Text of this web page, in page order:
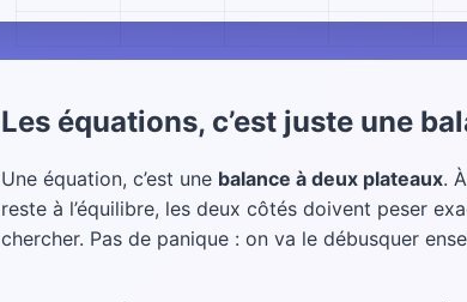
Les équations, c’est juste une
Une équation, c’est une balance à deux plateaux.
reste à l’équilibre, les deux côtés doivent peser
chercher. Pas de panique : on va le débusquer